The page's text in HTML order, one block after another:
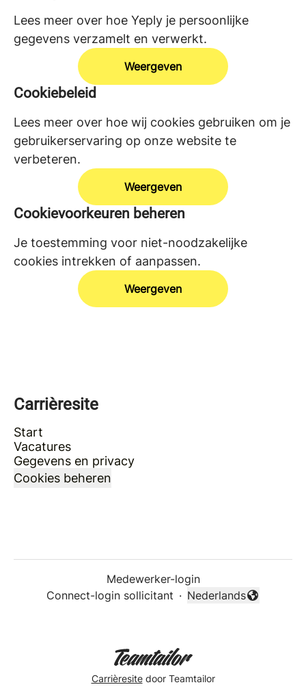
Lees meer over hoe Yeply je persoonlijke
gegevens verzamelt en verwerkt.
Weergeven
Cookiebeleid
Lees meer over hoe wij cookies gebruiken om je
gebruikerservaring op onze website te
verbeteren.
Weergeven
Cookievoorkeuren beheren
Je toestemming voor niet-noodzakelijke
cookies intrekken of aanpassen.
Weergeven
Carrièresite
Start
Vacatures
Gegevens en privacy
Cookies beheren
Medewerker-login
Connect-login sollicitant ·
Taal wijzigen
Nederlands
Carrièresitedoor Teamtailor